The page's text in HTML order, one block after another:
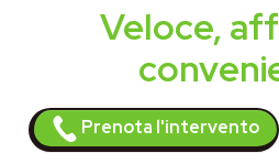
Veloce,
Prenota l'intervento